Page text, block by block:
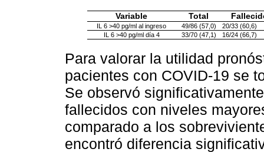
Variable Total
IL 6 >40 pg/ml al ingreso 49/86 (57,0)
20/33 (60,6)
IL 6 >40 pg/ml día 4
33/70 (47,1) 16/24 (66,7)
Para valorar la utilidad
pacientes con COVID-19 se
Se observó
fallecidos con niveles
comparado a los
encontró diferencia